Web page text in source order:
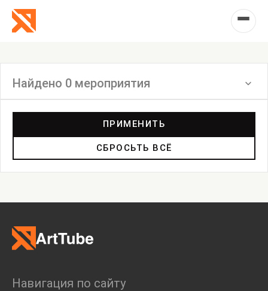
Найдено 0 мероприятия
Дискуссия
Пост-релиз
Пресс-конференция
Ярмарка
ПРИМЕНИТЬ
СБРОСЬТЬ ВСЁ
Навигация по сайту